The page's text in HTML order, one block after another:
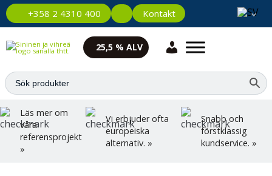
+358 2 4310 400 Kontakt
25,5 % ALV
Läs mer om
våra
referensprojekt
»
Vi erbjuder ofta
europeiska
alternativ. »
Snabb och
förstklassig
kundservice. »